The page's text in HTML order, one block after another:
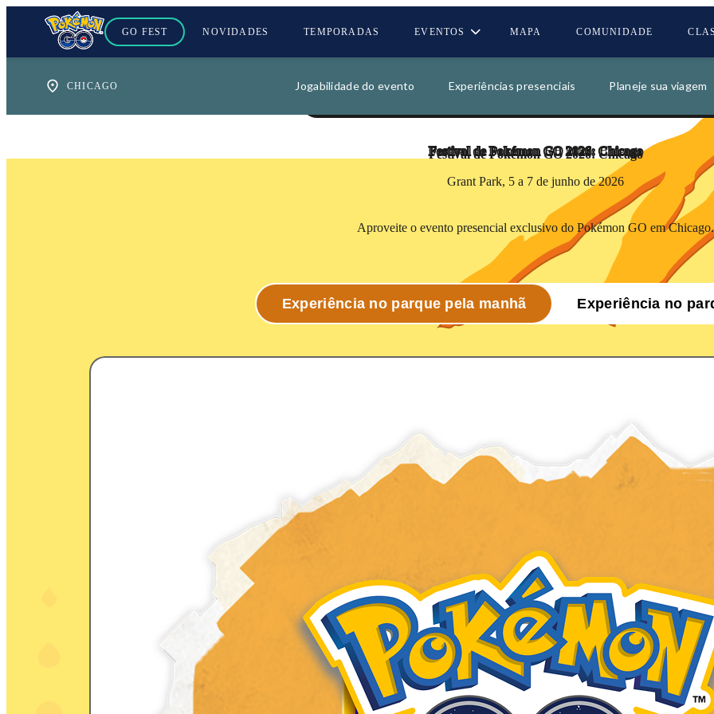
GO FEST NOVIDADES TEMPORADAS EVENTOS MAPA COMUNIDADE
Jogabilidade do evento Experiências presenciais Planeje sua viagem
DIAS
HORAS
MINUTOS
Festival de Pokémon GO 2026: Chicago
Grant Park, 5 a 7 de junho de 2026
Aproveite o evento presencial exclusivo do Pokémon GO em Chicago.
Experiência no parque pela manhã Experiência no